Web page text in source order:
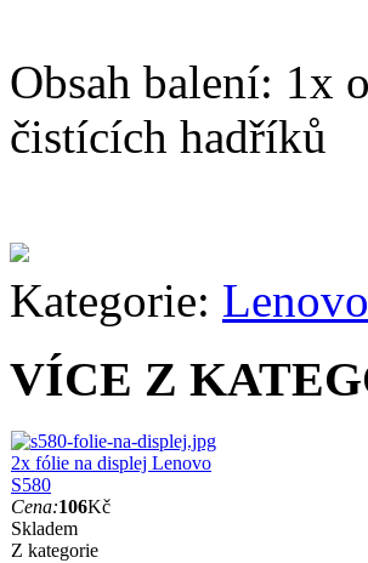
Obsah balení: 1x
čistících hadříků
Kategorie: Lenovo
VÍCE Z
2x fólie na displej Lenovo
S580
Cena:106Kč
Skladem
Z kategorie